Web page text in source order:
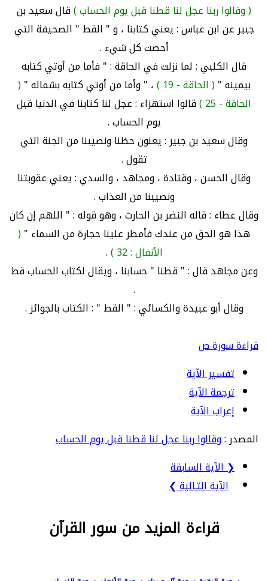
( وقالوا ربنا عجل لنا قطنا قبل يوم الحساب )قال سعيد بن
جبير عن ابن عباس : يعني كتابنا ، و " القط " الصحيفة التي
أحصت كل شيء .
قال الكلبي : لما نزلت في الحاقة : " فأما من أوتي كتابه
بيمينه "( الحاقة - 19 ) ، " وأما من أوتي كتابه بشماله "(
الحاقة - 25 )
قالوا استهزاء : عجل لنا كتابنا في الدنيا قبل
يوم الحساب .
وقال سعيد بن جبير : يعنون حظنا ونصيبنا من الجنة التي
تقول .
وقال الحسن ، وقتادة ، ومجاهد ، والسدي : يعني عقوبتنا
ونصيبنا من العذاب .
وقال عطاء : قاله النضر بن الحارث ، وهو قوله : " اللهم إن كان
هذا هو الحق من عندك فأمطر علينا حجارة من السماء "(
الأنفال : 32 )
.
وعن مجاهد قال : " قطنا " حسابنا ، ويقال لكتاب الحساب قط
.
وقال أبو عبيدة والكسائي : " القط " : الكتاب بالجوائز .
قراءة سورة ص
تفسير الآية
ترجمة الآية
إعراب الآية
المصدر :وقالوا ربنا عجل لنا قطنا قبل يوم الحساب
❮ الآية السابقة
الآية التـالية ❯
قراءة المزيد من سور القرآن